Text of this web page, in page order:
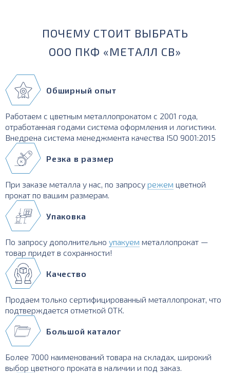
ПОЧЕМУ СТОИТ ВЫБРАТЬ
ООО ПКФ «МЕТАЛЛ СВ»
Обширный опыт
Работаем с цветным металлопрокатом с 2001 года,
отработанная годами система оформления и логистики.
Внедрена система менеджмента качества ISO 9001:2015
Резка в размер
При заказе металла у нас, по запросу режем цветной
прокат по вашим размерам.
Упаковка
По запросу дополнительно упакуем металлопрокат —
товар придет в сохранности!
Качество
Продаем только сертифицированный металлопрокат, что
подтверждается отметкой ОТК.
Большой каталог
Более 7000 наименований товара на складах, широкий
выбор цветного проката в наличии и под заказ.